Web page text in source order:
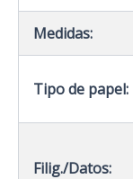
Medidas:
Tipo de papel:
Filig./Datos: